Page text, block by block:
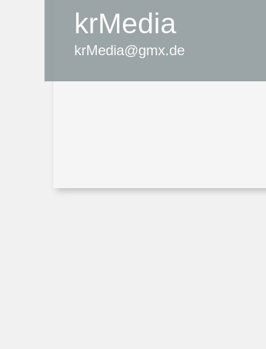
krMedia
krMedia@gmx.de